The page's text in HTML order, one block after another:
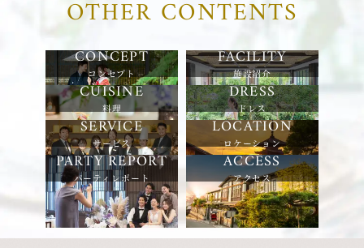
OTHER CONTENTS
コンセプト 施設紹介
料理 ドレス
サービス ロケーション
パーティレポート アクセス